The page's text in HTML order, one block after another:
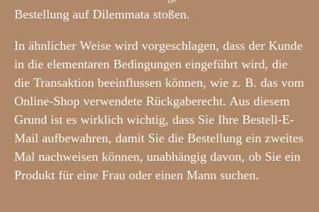
Bestellung auf Dilemmata stoßen.
In ähnlicher Weise wird vorgeschlagen, dass der Kunde
in die elementaren Bedingungen eingeführt wird, die
die Transaktion beeinflussen können, wie z. B. das vom
Online-Shop verwendete Rückgaberecht. Aus diesem
Grund ist es wirklich wichtig, dass Sie Ihre Bestell-E-
Mail aufbewahren, damit Sie die Bestellung ein zweites
Mal nachweisen können, unabhängig davon, ob Sie ein
Produkt für eine Frau oder einen Mann suchen.